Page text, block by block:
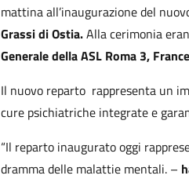
mattina all’inaugurazione del
Grassi di Ostia.Alla cerimonia
Generale della ASL Roma 3,
Il nuovo reparto rappresenta un
cure psichiatriche integrate e
“Il reparto inaugurato oggi
dramma delle malattie mentali. –